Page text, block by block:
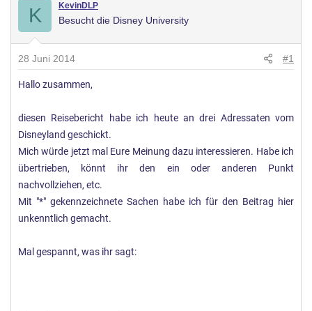
K KevinDLP
Besucht die Disney University
28 Juni 2014 #1
Hallo zusammen,
diesen Reisebericht habe ich heute an drei Adressaten vom
Disneyland geschickt.
Mich würde jetzt mal Eure Meinung dazu interessieren. Habe ich
übertrieben, könnt ihr den ein oder anderen Punkt
nachvollziehen, etc.
Mit "*" gekennzeichnete Sachen habe ich für den Beitrag hier
unkenntlich gemacht.
Mal gespannt, was ihr sagt: